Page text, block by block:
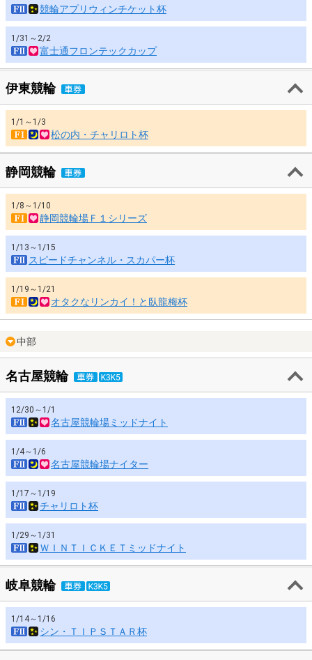
競輪アプリウィンチケット杯
1/31～2/2
富士通フロンテックカップ
伊東競輪
1/1～1/3
松の内・チャリロト杯
静岡競輪
1/8～1/10
静岡競輪場Ｆ１シリーズ
1/13～1/15
スピードチャンネル・スカパー杯
1/19～1/21
オタクなリンカイ！と臥龍梅杯
中部
名古屋競輪
12/30～1/1
名古屋競輪場ミッドナイト
1/4～1/6
名古屋競輪場ナイター
1/17～1/19
チャリロト杯
1/29～1/31
ＷＩＮＴＩＣＫＥＴミッドナイト
岐阜競輪
1/14～1/16
シン・ＴＩＰＳＴＡＲ杯